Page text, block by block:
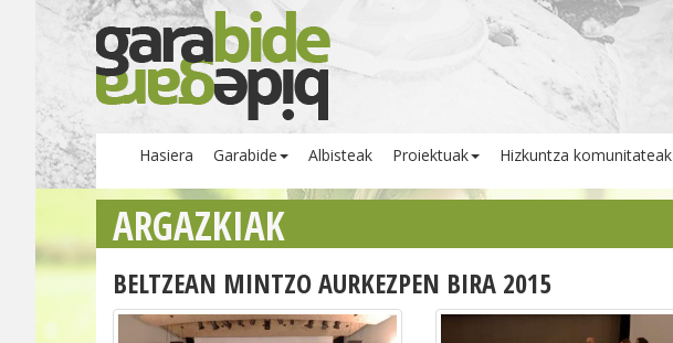
Hasiera Garabide Albisteak Proiektuak Hizkuntza komunitateak
ARGAZKIAK
BELTZEAN MINTZO AURKEZPEN BIRA 2015